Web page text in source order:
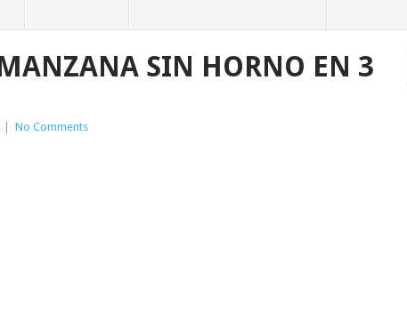
SIN HORNO EN 3
No Comments